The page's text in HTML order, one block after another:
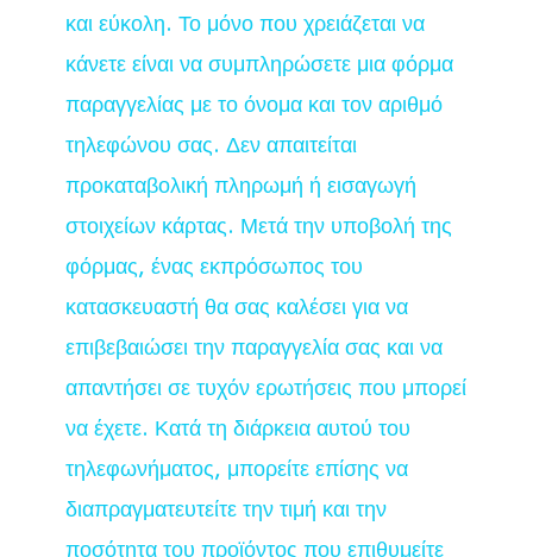
και εύκολη. Το μόνο που χρειάζεται να
κάνετε είναι να συμπληρώσετε μια φόρμα
παραγγελίας με το όνομα και τον αριθμό
τηλεφώνου σας. Δεν απαιτείται
προκαταβολική πληρωμή ή εισαγωγή
στοιχείων κάρτας. Μετά την υποβολή της
φόρμας, ένας εκπρόσωπος του
κατασκευαστή θα σας καλέσει για να
επιβεβαιώσει την παραγγελία σας και να
απαντήσει σε τυχόν ερωτήσεις που μπορεί
να έχετε. Κατά τη διάρκεια αυτού του
τηλεφωνήματος, μπορείτε επίσης να
διαπραγματευτείτε την τιμή και την
ποσότητα του προϊόντος που επιθυμείτε